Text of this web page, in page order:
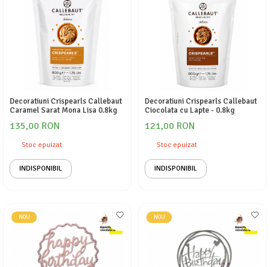
Decoratiuni Crispearls Callebaut
Caramel Sarat Mona Lisa 0.8kg
135,00 RON
Stoc epuizat
INDISPONIBIL
Decoratiuni Crispearls Callebaut
Ciocolata cu Lapte - 0.8kg
121,00 RON
Stoc epuizat
INDISPONIBIL
NOU NOU